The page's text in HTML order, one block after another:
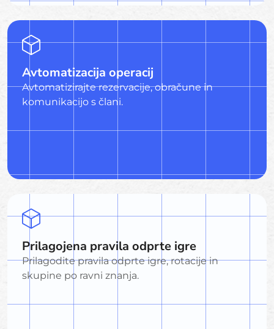
Avtomatizacija operacij
Avtomatizirajte rezervacije, obračune in
komunikacijo s člani.
Prilagojena pravila odprte igre
Prilagodite pravila odprte igre, rotacije in
skupine po ravni znanja.